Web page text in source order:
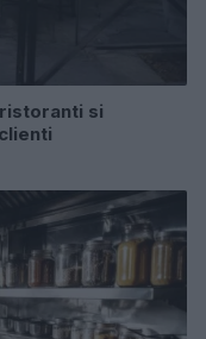
si